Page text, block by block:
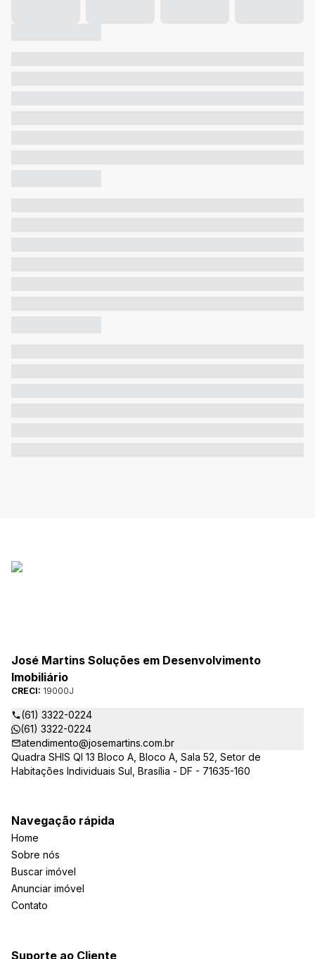
José Martins Soluções em Desenvolvimento
Imobiliário
CRECI: 19000J
(61) 3322-0224
(61) 3322-0224
atendimento@josemartins.com.br
Quadra SHIS QI 13 Bloco A, Bloco A, Sala 52, Setor de
Habitações Individuais Sul, Brasília - DF - 71635-160
Navegação rápida
Home
Sobre nós
Buscar imóvel
Anunciar imóvel
Contato
Suporte ao Cliente